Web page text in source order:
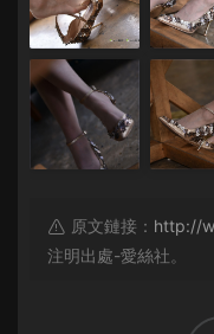
原文鏈接： http://
注明出處-愛絲社。